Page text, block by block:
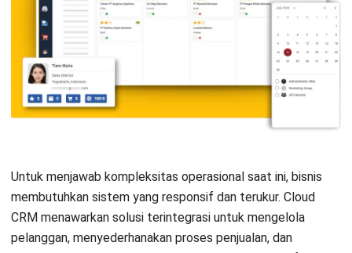
CRM
AI Email Agent untuk Kirim Email